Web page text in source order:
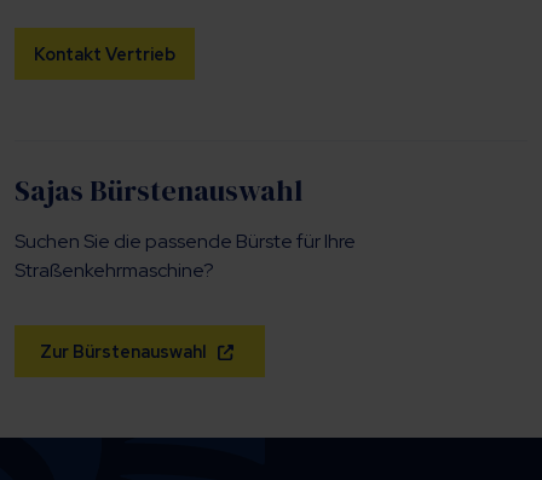
Kontakt Vertrieb
Sajas Bürstenauswahl
Suchen Sie die passende Bürste für Ihre
Straßenkehrmaschine?
Zur Bürstenauswahl